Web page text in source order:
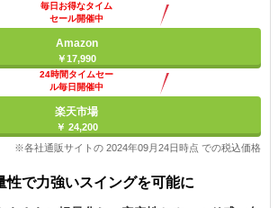
毎日お得なタイム
セール開催中
Amazon
￥17,990
24時間タイムセー
ル毎日開催中
楽天市場
￥ 24,200
※各社通販サイトの 2024年09月24日時点 での税込価格
性で力強いスイングを可能に